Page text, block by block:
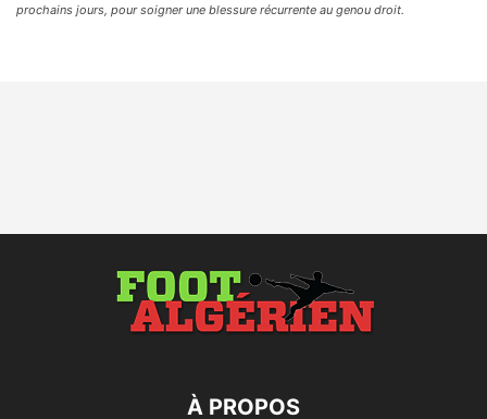
prochains jours, pour soigner une blessure récurrente au genou droit.
À PROPOS